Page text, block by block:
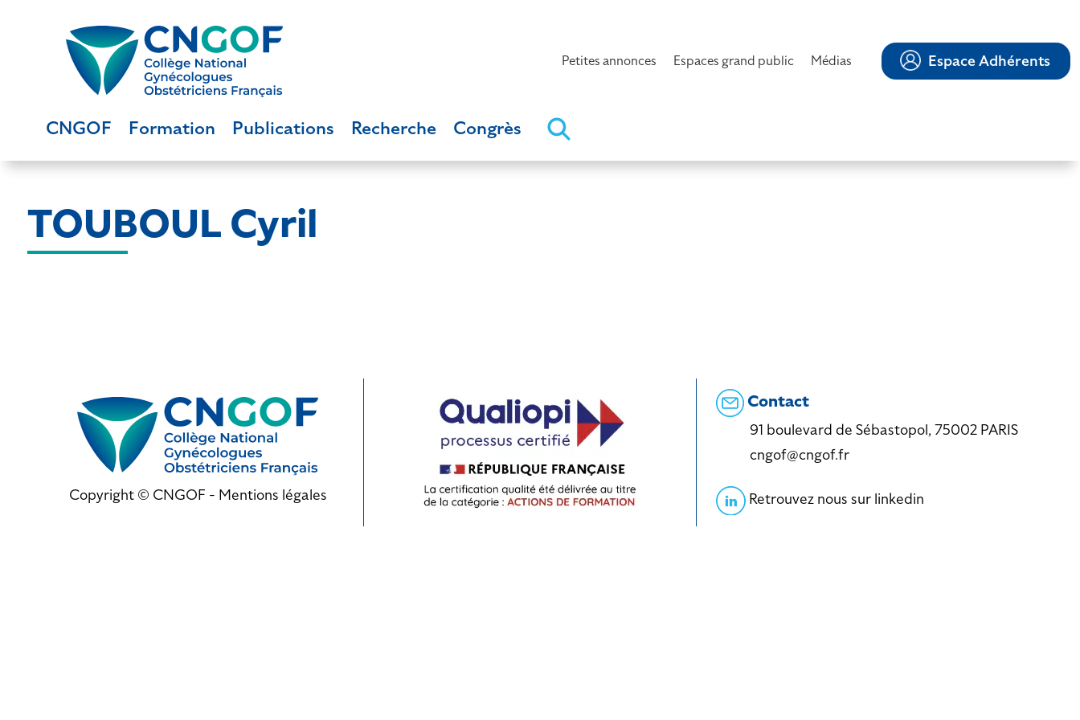
Petites annonces Espaces grand public Médias Espace Adhérents
CNGOF Formation Publications Recherche Congrès
TOUBOUL Cyril
Copyright © CNGOF - Mentions légales
Contact
91 boulevard de Sébastopol, 75002 PARIS
cngof@cngof.fr
Retrouvez nous sur linkedin